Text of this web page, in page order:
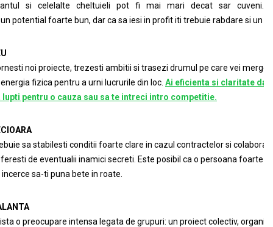
si celelalte cheltuieli pot fi mai mari decat s­ar cuveni.
potential foarte bun, dar ca sa iesi in profit iti trebuie rabdare si un
noi proiecte, trezesti ambitii si trasezi drumul pe care vei merge
fizica pentru a urni lucrurile din loc. Ai eficienta si claritate
lupti pentru o cauza sau sa te intreci intr­o competitie.
sa stabilesti conditii foarte clare in cazul contractelor si
de eventualii inamici secreti. Este posibil ca o persoana foarte
incerce sa-­ti puna bete in roate.
o preocupare intensa legata de grupuri: un proiect colectiv,